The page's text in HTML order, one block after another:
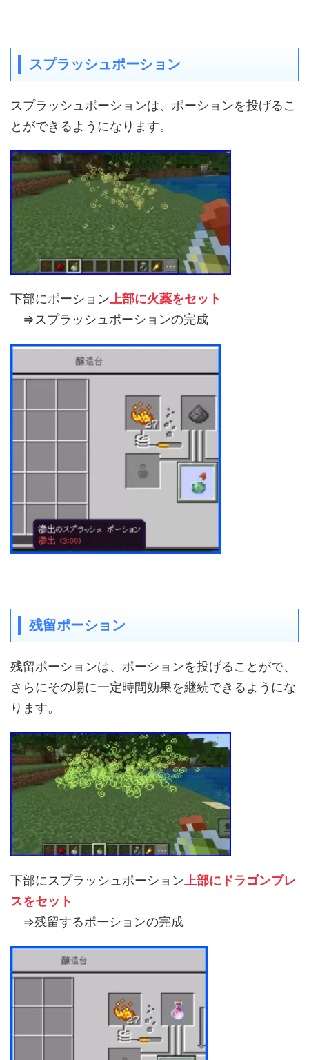
スプラッシュポーション
スプラッシュポーションは、ポーションを投げるこ
とができるようになります。
下部にポーション 上部に火薬をセット
⇒スプラッシュポーションの完成
残留ポーション
残留ポーションは、ポーションを投げることがで、
さらにその場に一定時間効果を継続できるようにな
ります。
下部にスプラッシュポーション 上部にドラゴンブレ
スをセット
⇒残留するポーションの完成